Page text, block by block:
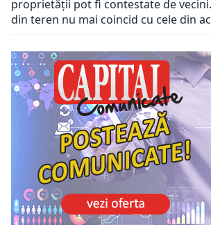
proprietății pot fi contestate de
din teren nu mai coincid cu cele din